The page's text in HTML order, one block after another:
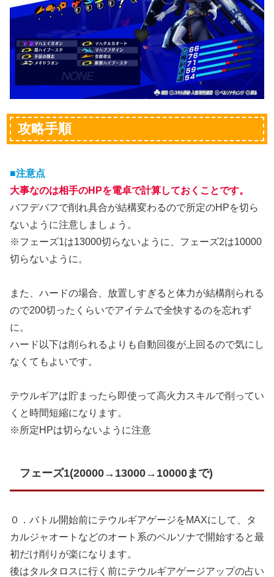
攻略手順
■注意点
大事なのは相手のHPを電卓で計算しておくことです。
バフデバフで削れ具合が結構変わるので所定のHPを切ら
ないように注意しましょう。
※フェーズ1は13000切らないように、フェーズ2は10000
切らないように。
また、ハードの場合、放置しすぎると体力が結構削られる
ので200切ったくらいでアイテムで全快するのを忘れず
に。
ハード以下は削られるよりも自動回復が上回るので気にし
なくてもよいです。
テウルギアは貯まったら即使って高火力スキルで削ってい
くと時間短縮になります。
※所定HPは切らないように注意
フェーズ1(20000→13000→10000まで)
０．バトル開始前にテウルギアゲージをMAXにして、タ
カルジャオートなどのオート系のペルソナで開始すると最
初だけ削りが楽になります。
後はタルタロスに行く前にテウルギアゲージアップの占い